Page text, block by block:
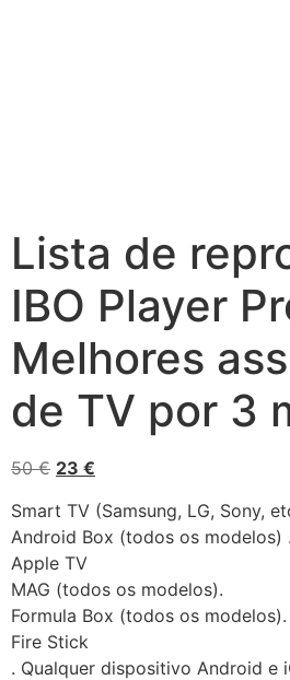
Lista de
IBO Player
Melhores
de TV por 3
50€ 23 €
Smart TV (Samsung, LG, Sony,
Android Box (todos os modelos) .
Apple TV
MAG (todos os modelos).
Formula Box (todos os modelos).
Fire Stick
. Qualquer dispositivo Android e